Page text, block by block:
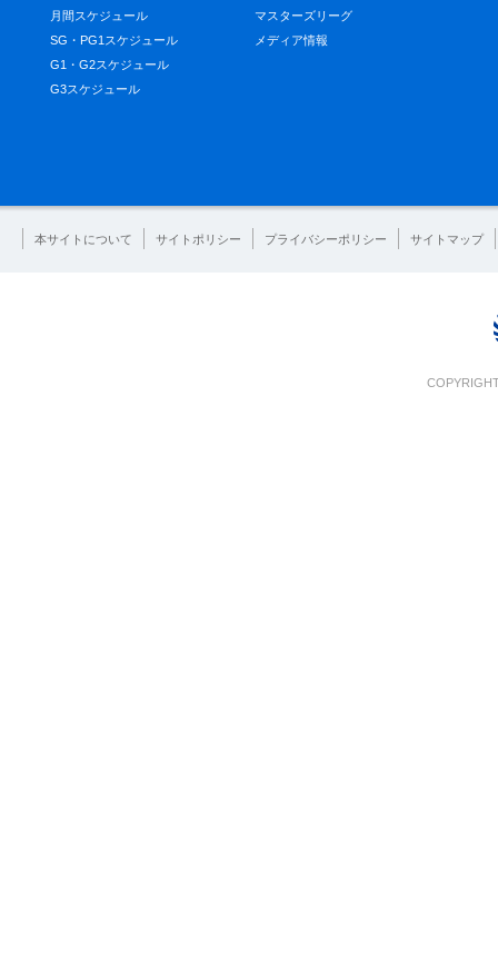
月間スケジュール
SG・PG1スケジュール
G1・G2スケジュール
G3スケジュール
マスターズリーグ
メディア情報
本サイトについて サイトポリシー プライバシーポリシー サイトマップ